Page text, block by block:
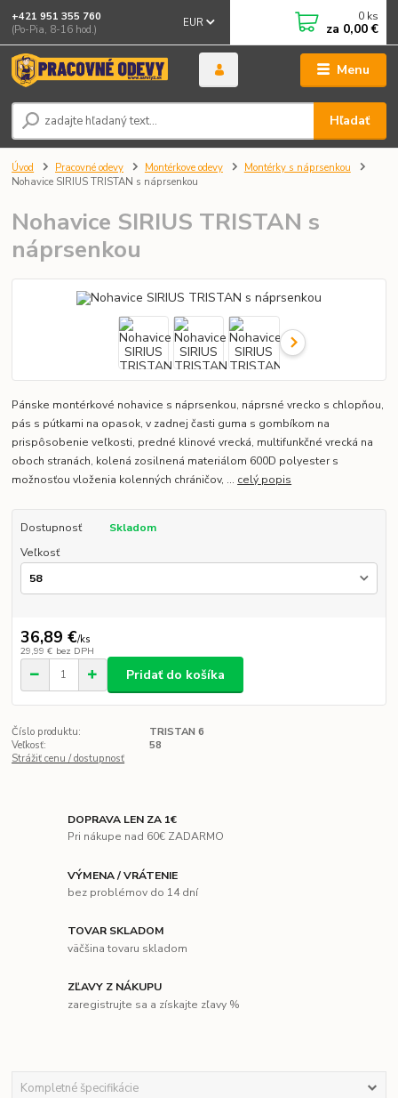
Menu
EUR
Hľadať
+421 951 355 760
(Po-Pia, 8-16 hod.)
0 ks
za 0,00 €
Úvod Pracovné odevy Montérkove odevy
Montérky s náprsenkou
Nohavice SIRIUS TRISTAN s náprsenkou
Nohavice SIRIUS TRISTAN s
náprsenkou
Pánske montérkové nohavice s náprsenkou, náprsné vrecko s chlopňou,
pás s pútkami na opasok, v zadnej časti guma s gombíkom na
prispôsobenie veľkosti, predné klinové vrecká, multifunkčné vrecká na
oboch stranách, kolená zosilnená materiálom 600D polyester s
možnosťou vloženia kolenných chráničov, ... celý popis
Dostupnosť
Skladom
Veľkosť
36,89 €/ks
29,99 € bez DPH
Pridať do košíka
Číslo produktu:
TRISTAN 6
Veľkosť:
58
Strážiť cenu / dostupnosť
DOPRAVA LEN ZA 1€
Pri nákupe nad 60€ ZADARMO
VÝMENA / VRÁTENIE
bez problémov do 14 dní
TOVAR SKLADOM
väčšina tovaru skladom
ZĽAVY Z NÁKUPU
zaregistrujte sa a získajte zľavy %
Kompletné špecifikácie